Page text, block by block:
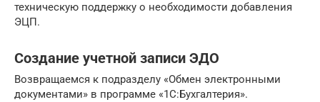
техническую поддержку о необходимости добавления
ЭЦП.
Создание учетной записи ЭДО
Возвращаемся к подразделу «Обмен электронными
документами» в программе «1С:Бухгалтерия».